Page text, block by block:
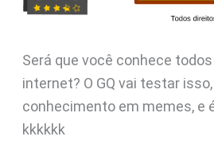
Será que você conhece
internet? O GQ vai testar
conhecimento em memes, e
kkkkkk